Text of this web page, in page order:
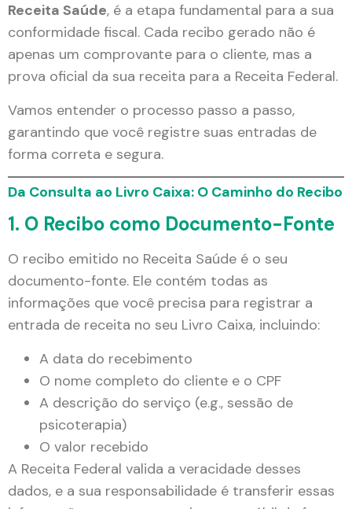
Receita Saúde, é a etapa fundamental para a sua
conformidade fiscal. Cada recibo gerado não é
apenas um comprovante para o cliente, mas a
prova oficial da sua receita para a Receita Federal.
Vamos entender o processo passo a passo,
garantindo que você registre suas entradas de
forma correta e segura.
Da Consulta ao Livro Caixa: O Caminho do Recibo
1. O Recibo como Documento-Fonte
O recibo emitido no Receita Saúde é o seu
documento-fonte. Ele contém todas as
informações que você precisa para registrar a
entrada de receita no seu Livro Caixa, incluindo:
A data do recebimento
O nome completo do cliente e o CPF
A descrição do serviço (e.g., sessão de
psicoterapia)
O valor recebido
A Receita Federal valida a veracidade desses
dados, e a sua responsabilidade é transferir essas